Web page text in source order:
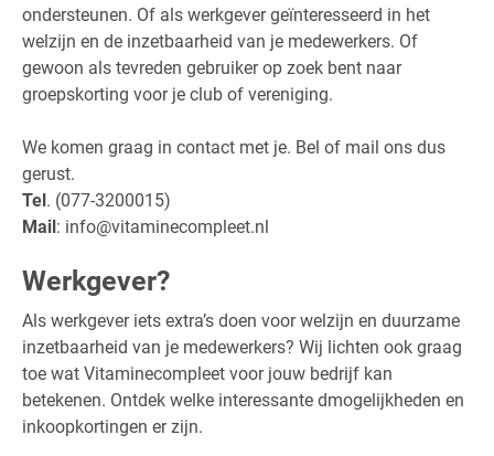
ondersteunen. Of als werkgever geïnteresseerd in het
welzijn en de inzetbaarheid van je medewerkers. Of
gewoon als tevreden gebruiker op zoek bent naar
groepskorting voor je club of vereniging.
We komen graag in contact met je. Bel of mail ons dus
gerust.
Tel. (077-3200015)
Mail: info@vitaminecompleet.nl
Werkgever?
Als werkgever iets extra’s doen voor welzijn en duurzame
inzetbaarheid van je medewerkers? Wij lichten ook graag
toe wat Vitaminecompleet voor jouw bedrijf kan
betekenen. Ontdek welke interessante dmogelijkheden en
inkoopkortingen er zijn.